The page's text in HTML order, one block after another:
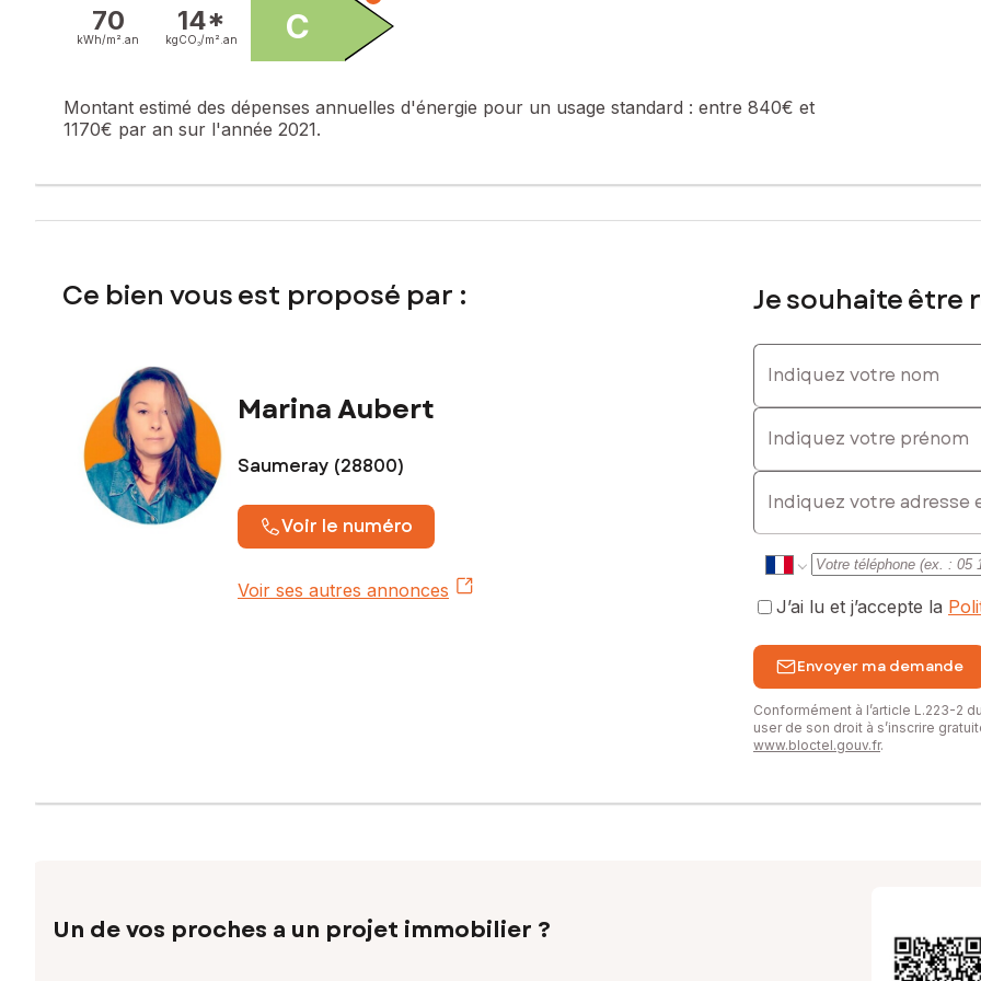
70
kWh/m². an
14*
kgCO₂/m². an C
Montant estimé des dépenses annuelles d'énergie pour un usage standard : entre 840€ et
1170€ par an sur l'année 2021.
Ce bien vous est proposé par :
Marina Aubert
Saumeray (28800)
Voir le numéro
Voir ses autres annonces
Je souhaite être
Indiquez votre nom
Indiquez votre prénom
E-mail
J’ai lu et j’accepte la
Envoyer ma demande
Conformément à l’article L.223-2
user de son droit à s’inscrire
www.bloctel.gouv.fr.
Un de vos proches a un projet immobilier ?